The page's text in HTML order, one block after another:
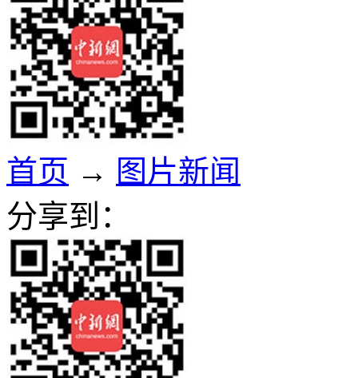
首页 → 图片新闻
分享到：